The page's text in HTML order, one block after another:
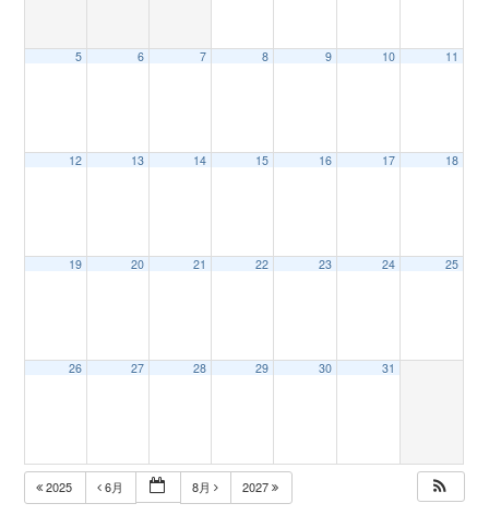
5 6 7 8 9 10 11
12 13 14 15 16 17 18
19 20 21 22 23 24 25
26 27 28 29 30 31
2025 6月 8月 2027